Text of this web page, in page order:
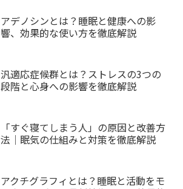
アデノシンとは？睡眠と健康への影
響、効果的な使い方を徹底解説
汎適応症候群とは？ストレスの3つの
段階と心身への影響を徹底解説
「すぐ寝てしまう人」の原因と改善方
法｜眠気の仕組みと対策を徹底解説
アクチグラフィとは？睡眠と活動をモ